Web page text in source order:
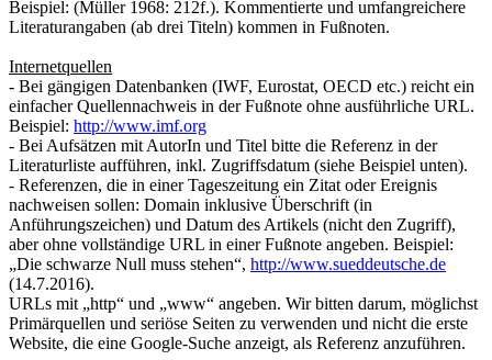
Beispiel: (Müller 1968: 212f.). Kommentierte und umfangreichere
Literaturangaben (ab drei Titeln) kommen in Fußnoten.
Internetquellen
- Bei gängigen Datenbanken (IWF, Eurostat, OECD etc.) reicht ein
einfacher Quellennachweis in der Fußnote ohne ausführliche URL.
Beispiel: http://www.imf.org
- Bei Aufsätzen mit AutorIn und Titel bitte die Referenz in der
Literaturliste aufführen, inkl. Zugriffsdatum (siehe Beispiel unten).
- Referenzen, die in einer Tageszeitung ein Zitat oder Ereignis
nachweisen sollen: Domain inklusive Überschrift (in
Anführungszeichen) und Datum des Artikels (nicht den Zugriff),
aber ohne vollständige URL in einer Fußnote angeben. Beispiel:
„Die schwarze Null muss stehen“, http://www.sueddeutsche.de
(14.7.2016).
URLs mit „http“ und „www“ angeben. Wir bitten darum, möglichst
Primärquellen und seriöse Seiten zu verwenden und nicht die erste
Website, die eine Google-Suche anzeigt, als Referenz anzuführen.